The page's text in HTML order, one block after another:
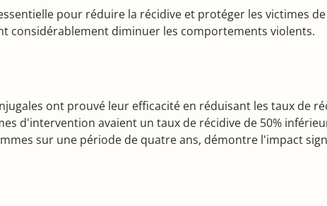
pour réduire la récidive et protéger les victimes
considérablement diminuer les comportements violents.
ont prouvé leur efficacité en réduisant les taux de
d'intervention avaient un taux de récidive de 50%
sur une période de quatre ans, démontre l'impact